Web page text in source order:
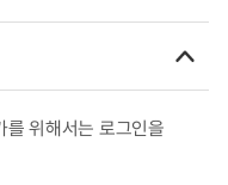
위해서는 로그인을